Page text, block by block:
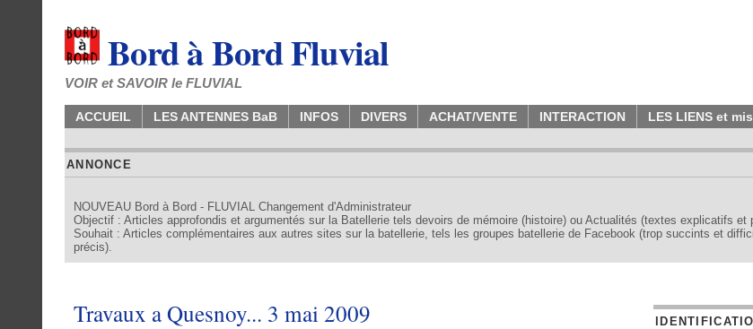
Bord à Bord Fluvial
VOIR et SAVOIR le FLUVIAL
ACCUEIL LES ANTENNES BaB INFOS DIVERS ACHAT/VENTE INTERACTION LES LIENS et
ANNONCE
NOUVEAU Bord à Bord - FLUVIAL Changement d'Administrateur
Objectif : Articles approfondis et argumentés sur la Batellerie tels devoirs de mémoire (histoire) ou Actualités (textes explicatifs
Souhait : Articles complémentaires aux autres sites sur la batellerie, tels les groupes batellerie de Facebook (trop succints et
précis).
Travaux a Quesnoy... 3 mai 2009